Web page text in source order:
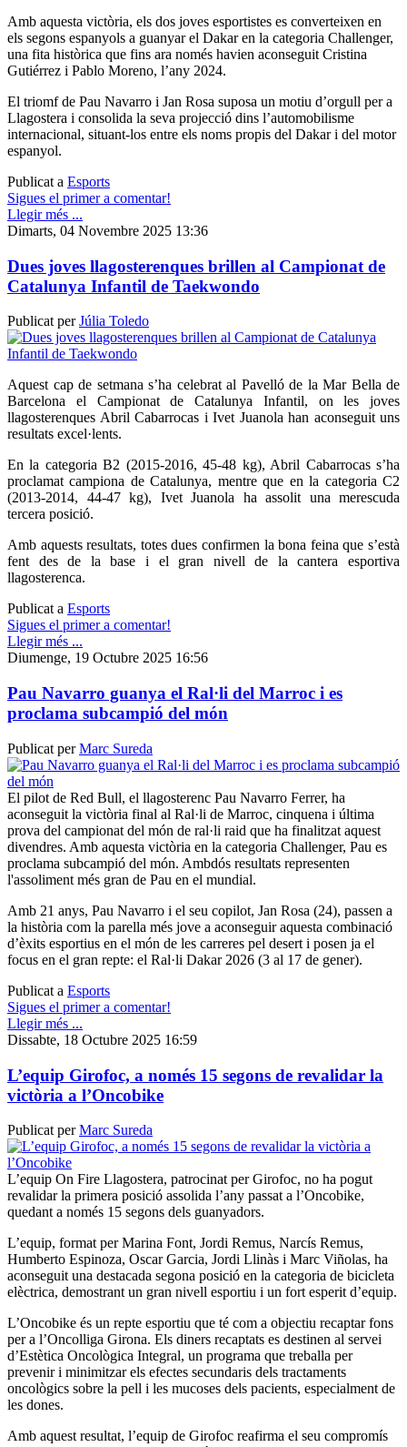
Amb aquesta victòria, els dos joves esportistes es converteixen en
els segons espanyols a guanyar el Dakar en la categoria Challenger,
una fita històrica que fins ara només havien aconseguit Cristina
Gutiérrez i Pablo Moreno, l’any 2024.
El triomf de Pau Navarro i Jan Rosa suposa un motiu d’orgull per a
Llagostera i consolida la seva projecció dins l’automobilisme
internacional, situant-los entre els noms propis del Dakar i del motor
espanyol.
Publicat a Esports
Sigues el primer a comentar!
Llegir més ...
Dimarts, 04 Novembre 2025 13:36
Dues joves llagosterenques brillen al Campionat de
Catalunya Infantil de Taekwondo
Publicat perJúlia Toledo
Aquest cap de setmana s’ha celebrat al Pavelló de la Mar Bella de
Barcelona el Campionat de Catalunya Infantil, on les joves
llagosterenques Abril Cabarrocas i Ivet Juanola han aconseguit uns
resultats excel·lents.
En la categoria B2 (2015-2016, 45-48 kg), Abril Cabarrocas s’ha
proclamat campiona de Catalunya, mentre que en la categoria C2
(2013-2014, 44-47 kg), Ivet Juanola ha assolit una merescuda
tercera posició.
Amb aquests resultats, totes dues confirmen la bona feina que s’està
fent des de la base i el gran nivell de la cantera esportiva
llagosterenca.
Publicat a Esports
Sigues el primer a comentar!
Llegir més ...
Diumenge, 19 Octubre 2025 16:56
Pau Navarro guanya el Ral·li del Marroc i es
proclama subcampió del món
Publicat perMarc Sureda
El pilot de Red Bull, el llagosterenc Pau Navarro Ferrer, ha
aconseguit la victòria final al Ral·li de Marroc, cinquena i última
prova del campionat del món de ral·li raid que ha finalitzat aquest
divendres. Amb aquesta victòria en la categoria Challenger, Pau es
proclama subcampió del món. Ambdós resultats representen
l'assoliment més gran de Pau en el mundial.
Amb 21 anys, Pau Navarro i el seu copilot, Jan Rosa (24), passen a
la història com la parella més jove a aconseguir aquesta combinació
d’èxits esportius en el món de les carreres pel desert i posen ja el
focus en el gran repte: el Ral·li Dakar 2026 (3 al 17 de gener).
Publicat a Esports
Sigues el primer a comentar!
Llegir més ...
Dissabte, 18 Octubre 2025 16:59
L’equip Girofoc, a només 15 segons de revalidar la
victòria a l’Oncobike
Publicat perMarc Sureda
L’equip On Fire Llagostera, patrocinat per Girofoc, no ha pogut
revalidar la primera posició assolida l’any passat a l’Oncobike,
quedant a només 15 segons dels guanyadors.
L’equip, format per Marina Font, Jordi Remus, Narcís Remus,
Humberto Espinoza, Oscar Garcia, Jordi Llinàs i Marc Viñolas, ha
aconseguit una destacada segona posició en la categoria de bicicleta
elèctrica, demostrant un gran nivell esportiu i un fort esperit d’equip.
L’Oncobike és un repte esportiu que té com a objectiu recaptar fons
per a l’Oncolliga Girona. Els diners recaptats es destinen al servei
d’Estètica Oncològica Integral, un programa que treballa per
prevenir i minimitzar els efectes secundaris dels tractaments
oncològics sobre la pell i les mucoses dels pacients, especialment de
les dones.
Amb aquest resultat, l’equip de Girofoc reafirma el seu compromís